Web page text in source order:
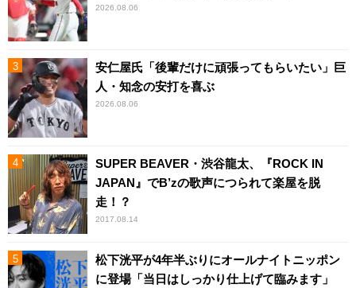
2026.08.06
安仁屋氏「後輩だけに頑張ってもらいたい」巨
人・知念の安打を喜ぶ
2026.08.06
SUPER BEAVER・渋谷龍太、『ROCK IN
JAPAN』でB’zの歌声につられて楽屋を脱
走！？
2017.08.14
松下洸平が4年半ぶりにオールナイトニッポン
に登場「当日はしっかり仕上げて臨みます」